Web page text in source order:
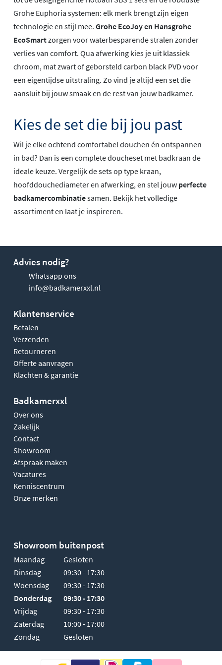
Grohe Euphoria systemen: elk merk brengt zijn eigen
technologie en stijl mee. Grohe EcoJoy en Hansgrohe
EcoSmartzorgen voor waterbesparende stralen zonder
verlies van comfort. Qua afwerking kies je uit klassiek
chroom, mat zwart of geborsteld carbon black PVD voor
een eigentijdse uitstraling. Zo vind je altijd een set die
aansluit bij jouw smaak en de rest van jouw badkamer.
Kies de set die bij jou past
Wil je elke ochtend comfortabel douchen én ontspannen
in bad? Dan is een complete doucheset met badkraan de
ideale keuze. Vergelijk de sets op type kraan,
hoofddouchediameter en afwerking, en stel jouw perfecte
badkamercombinatiesamen. Bekijk het volledige
assortiment en laat je inspireren.
Advies nodig?
Whatsapp ons
info@badkamerxxl.nl
Klantenservice
Betalen
Verzenden
Retourneren
Offerte aanvragen
Klachten & garantie
Badkamerxxl
Over ons
Zakelijk
Contact
Showroom
Afspraak maken
Vacatures
Kenniscentrum
Onze merken
Showroom buitenpost
Maandag
Gesloten
Dinsdag
09:30 - 17:30
Woensdag
09:30 - 17:30
Donderdag
09:30 - 17:30
Vrijdag
09:30 - 17:30
Zaterdag
10:00 - 17:00
Zondag
Gesloten